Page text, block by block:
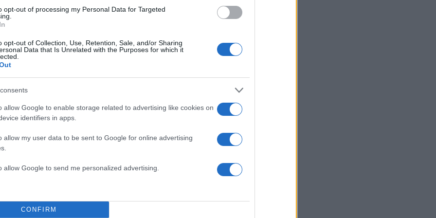
opt-out of processing my Personal Data for Targeted
opt-out of Collection, Use, Retention, Sale, and/or Sharing
Data that Is Unrelated with the Purposes for which it
allow Google to enable storage related to advertising like cookies on
identifiers in apps.
allow my user data to be sent to Google for online advertising
allow Google to send me personalized advertising.
CONFIRM
και κάποιοι άντρες που κάνουν οικογένεια στα
Εμείς μιλάμε όμως για τον γενικό κανόνα. Και εγώ όταν
της τρίτης ηλικίας, δεν πιάνω τις εξαιρέσεις, εκείνες που
ότι είχαν μια υπέροχη σεξουαλική βραδιά.
Μαρίας Σολωμού
λογικά έχεις κάνει έναν κύκλο. Δηλαδή ελάχιστοι είναι οι
δεν έχουν παντρευτεί ή δεν έχουν κάνει τα παιδιά